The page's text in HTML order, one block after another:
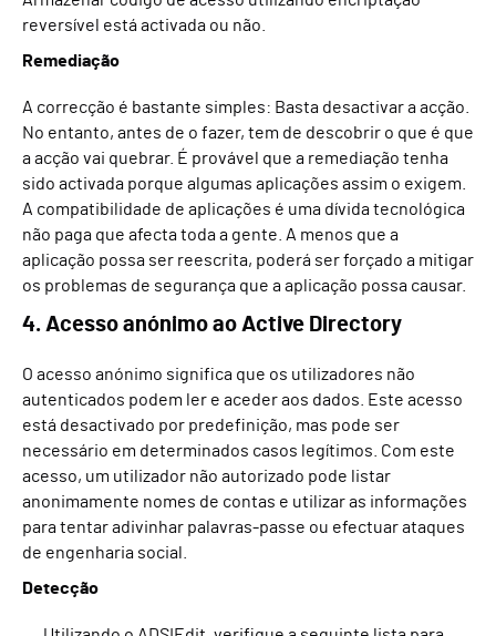
reversível está activada ou não.
Remediação
A correcção é bastante simples: Basta desactivar a acção.
No entanto, antes de o fazer, tem de descobrir o que é que
a acção vai quebrar. É provável que a remediação tenha
sido activada porque algumas aplicações assim o exigem.
A compatibilidade de aplicações é uma dívida tecnológica
não paga que afecta toda a gente. A menos que a
aplicação possa ser reescrita, poderá ser forçado a mitigar
os problemas de segurança que a aplicação possa causar.
4. Acesso anónimo ao Active Directory
O acesso anónimo significa que os utilizadores não
autenticados podem ler e aceder aos dados. Este acesso
está desactivado por predefinição, mas pode ser
necessário em determinados casos legítimos. Com este
acesso, um utilizador não autorizado pode listar
anonimamente nomes de contas e utilizar as informações
para tentar adivinhar palavras-passe ou efectuar ataques
de engenharia social.
Detecção